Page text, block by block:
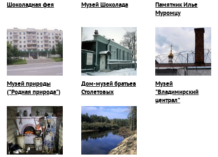
Шоколадная фея Музей Шоколада
Памятник Илье
Муромцу
Музей природы
("Родная природа")
Дом-музей братьев
Столетовых
Музей
"Владимирский
централ"